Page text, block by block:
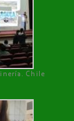
Chile